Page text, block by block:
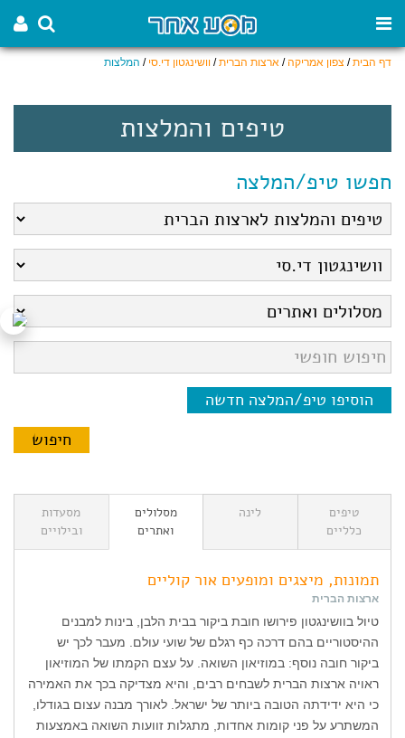
דף הבית/ צפון אמריקה/ ארצות הברית/ וושינגטון די.סי / המלצות
טיפים והמלצות
חפשו טיפ/המלצה
הוסיפו טיפ/המלצה חדשה
טיפים
כלליים
לינה
מסלולים
ואתרים
מסעדות
ובילויים
תמונות, מיצגים ומופעים אור קוליים
ארצות הברית
טיול בוושינגטון פירושו חובת ביקור בבית הלבן, בינות למבנים
ההיסטוריים בהם דרכה כף רגלם של שועי עולם. מעבר לכך יש
ביקור חובה נוסף: במוזיאון השואה. על עצם הקמתו של המוזיאון
ראויה ארצות הברית לשבחים רבים, והיא מצדיקה בכך את האמירה
כי היא ידידתה הטובה ביותר של ישראל. לאורך מבנה עצום בגודלו,
המשתרע על פני קומות אחדות, מתגלות זוועות השואה באמצעות